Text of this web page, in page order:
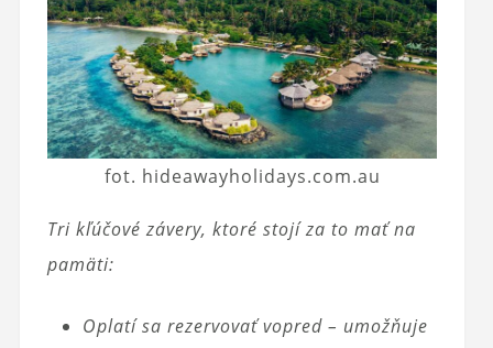
fot. hideawayholidays.com.au
Tri kľúčové závery, ktoré stojí za to mať na
pamäti:
Oplatí sa rezervovať vopred – umožňuje